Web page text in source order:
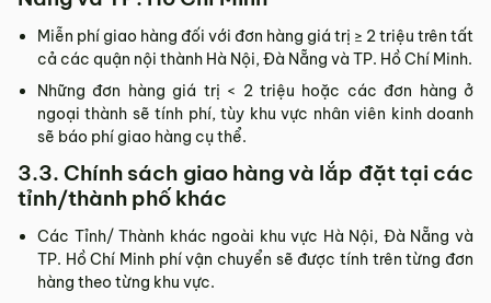
Miễn phí giao hàng đối với đơn hàng giá trị ≥ ­2 triệu trên tất
cả các quận nội thành Hà Nội, Đà Nẵng và TP. Hồ Chí Minh.
Những đơn hàng giá trị < 2 triệu hoặc các đơn hàng ở
ngoại thành sẽ tính phí, tùy khu vực nhân viên kinh doanh
sẽ báo phí giao hàng cụ thể.
3.3. Chính sách giao hàng và lắp đặt tại các
tỉnh/thành phố khác
Các Tỉnh/ Thành khác ngoài khu vực Hà Nội, Đà Nẵng và
TP. Hồ Chí Minh phí vận chuyển sẽ được tính trên từng đơn
hàng theo từng khu vực.